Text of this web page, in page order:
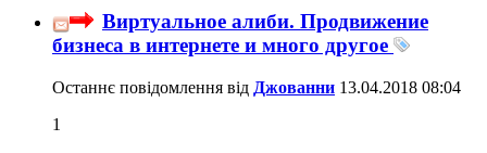
Виртуальное алиби. Продвижение
бизнеса в интернете и много другое
Останнє повідомлення від Джованни 13.04.2018 08:04
1